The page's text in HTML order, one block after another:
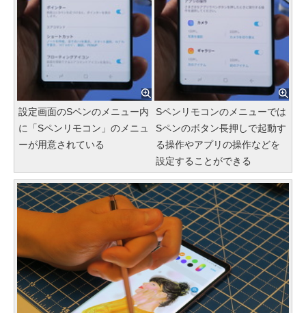
設定画面のSペンのメニュー内
に「Sペンリモコン」のメニュ
ーが用意されている
Sペンリモコンのメニューでは
Sペンのボタン長押しで起動す
る操作やアプリの操作などを
設定することができる